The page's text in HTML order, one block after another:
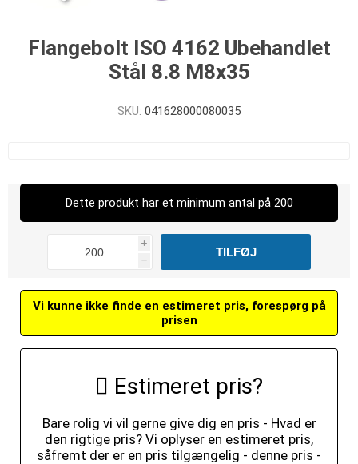
Flangebolt ISO 4162 Ubehandlet
Stål 8.8 M8x35
SKU: 041628000080035
Dette produkt har et minimum antal på 200
i
h
Vi kunne ikke finde en estimeret pris, forespørg på
prisen
Estimeret pris?
Bare rolig vi vil gerne give dig en pris - Hvad er
den rigtige pris? Vi oplyser en estimeret pris,
såfremt der er en pris tilgængelig - denne pris -